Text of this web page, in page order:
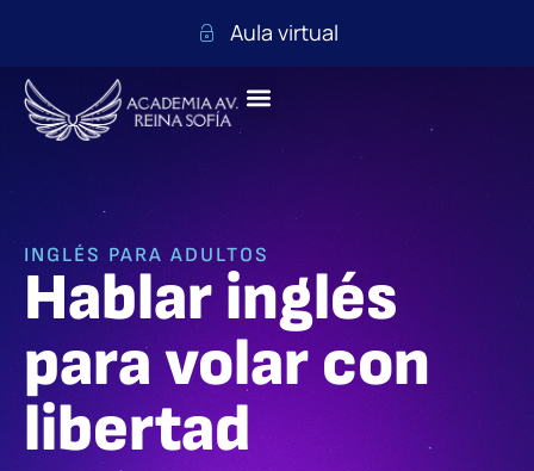
Aula virtual
INGLÉS PARA ADULTOS
Hablar inglés
para volar con
libertad